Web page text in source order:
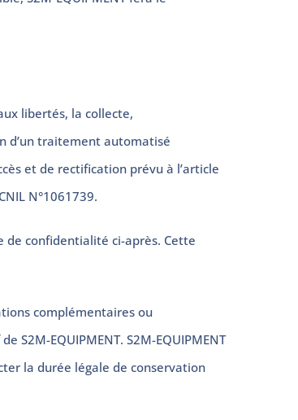
libertés, la collecte,
d’un traitement automatisé
et de rectification prévu à l’article
N°1061739.
de confidentialité ci-après. Cette
complémentaires ou
S2M-EQUIPMENT. S2M-EQUIPMENT
la durée légale de conservation